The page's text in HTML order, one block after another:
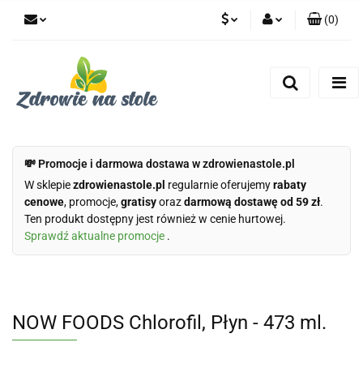
(0)
💸 Promocje i darmowa dostawa w zdrowienastole.pl
W sklepiezdrowienastole.pl regularnie oferujemyrabaty
cenowe, promocje,gratisyorazdarmową dostawę od 59 zł.
Ten produkt dostępny jest również w cenie hurtowej.
Sprawdź aktualne promocje .
NOW FOODS Chlorofil, Płyn - 473 ml.